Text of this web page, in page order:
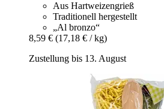
Aus Hartweizengrieß
Traditionell hergestellt
„Al bronzo“
8,59 € (17,18 € / kg)
Zustellung bis 13. August